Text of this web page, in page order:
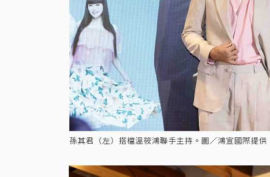
孫其君（左）搭檔溫筱鴻聯手主持。圖／鴻宣國際提供